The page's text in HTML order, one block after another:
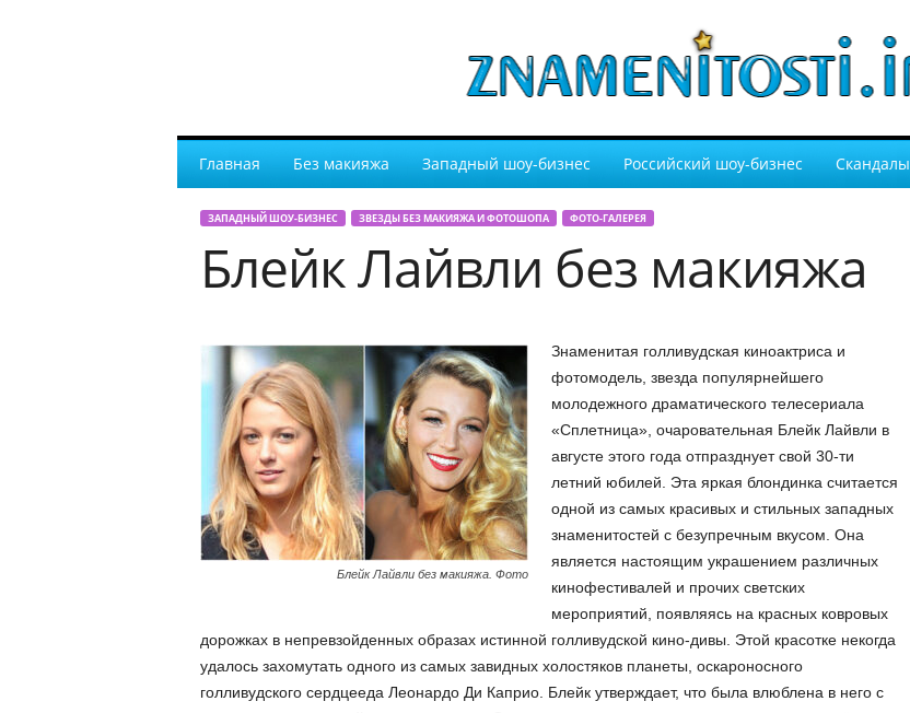
Главная Без макияжа Западный шоу-бизнес Российский шоу-бизнес Скандалы
ЗАПАДНЫЙ ШОУ-БИЗНЕС ЗВЕЗДЫ БЕЗ МАКИЯЖА И ФОТОШОПА ФОТО-ГАЛЕРЕЯ
Блейк Лайвли без макияжа
Блейк Лайвли без макияжа. Фото
Знаменитая голливудская киноактриса и
фотомодель, звезда популярнейшего
молодежного драматического телесериала
«Сплетница», очаровательная Блейк Лайвли в
августе этого года отпразднует свой 30-ти
летний юбилей. Эта яркая блондинка считается
одной из самых красивых и стильных западных
знаменитостей с безупречным вкусом. Она
является настоящим украшением различных
кинофестивалей и прочих светских
мероприятий, появляясь на красных ковровых
дорожках в непревзойденных образах истинной голливудской кино-дивы. Этой красотке некогда
удалось захомутать одного из самых завидных холостяков планеты, оскароносного
голливудского сердцееда Леонардо Ди Каприо. Блейк утверждает, что была влюблена в него с